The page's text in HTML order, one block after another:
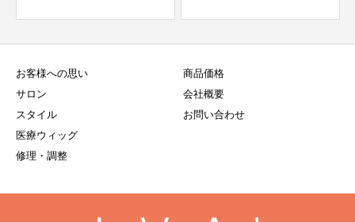
お客様への思い
サロン
スタイル
医療ウィッグ
修理・調整
商品価格
会社概要
お問い合わせ